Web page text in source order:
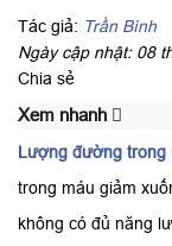
Tác giả: Trần Bình
Ngày cập nhật: 08
Chia sẻ
Xem nhanh
Lượng đường trong
trong máu giảm
không có đủ năng